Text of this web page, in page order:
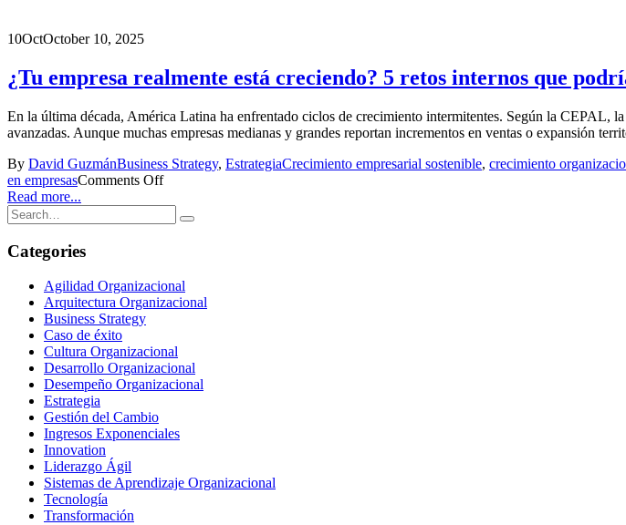
10OctOctober 10, 2025
¿Tu empresa realmente está creciendo? 5 retos internos que
En la última década, América Latina ha enfrentado ciclos de crecimiento intermitentes. Según la CEPAL,
avanzadas. Aunque muchas empresas medianas y grandes reportan incrementos en ventas o expansión
By David GuzmánBusiness Strategy, EstrategiaCrecimiento empresarial sostenible, crecimiento
en empresasComments Off
Read more...
Categories
Agilidad Organizacional
Arquitectura Organizacional
Business Strategy
Caso de éxito
Cultura Organizacional
Desarrollo Organizacional
Desempeño Organizacional
Estrategia
Gestión del Cambio
Ingresos Exponenciales
Innovation
Liderazgo Ágil
Sistemas de Aprendizaje Organizacional
Tecnología
Transformación